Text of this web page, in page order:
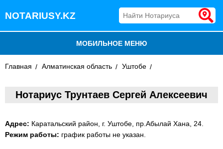
NOTARIUSY.KZ
МОБИЛЬНОЕ МЕНЮ
БЛОГ
ДОБАВИТЬ КОМПАНИЮ
Главная Алматинская область Уштобе
Нотариус Трунтаев Сергей Алексеевич
Адрес: Каратальский район, г. Уштобе, пр.Абылай Хана, 24.
Режим работы: график работы не указан.